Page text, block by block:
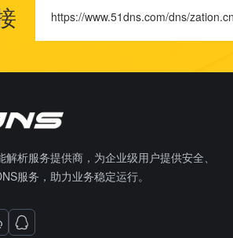
https://www.51dns.com/dns/
解析服务提供商，为企业级用户提供安全、
服务，助力业务稳定运行。